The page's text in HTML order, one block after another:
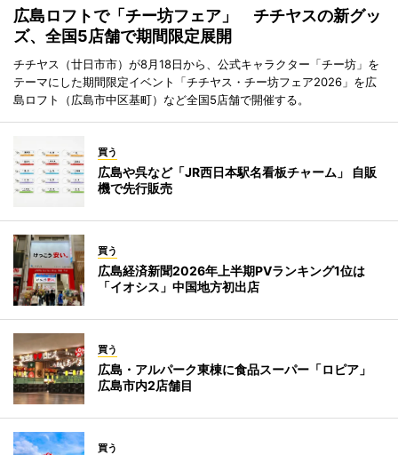
広島ロフトで「チー坊フェア」 チチヤスの新グッ
ズ、全国5店舗で期間限定展開
チチヤス（廿日市市）が8月18日から、公式キャラクター「チー坊」を
テーマにした期間限定イベント「チチヤス・チー坊フェア2026」を広
島ロフト（広島市中区基町）など全国5店舗で開催する。
買う
広島や呉など「JR西日本駅名看板チャーム」 自販
機で先行販売
買う
広島経済新聞2026年上半期PVランキング1位は
「イオシス」中国地方初出店
買う
広島・アルパーク東棟に食品スーパー「ロピア」
広島市内2店舗目
買う